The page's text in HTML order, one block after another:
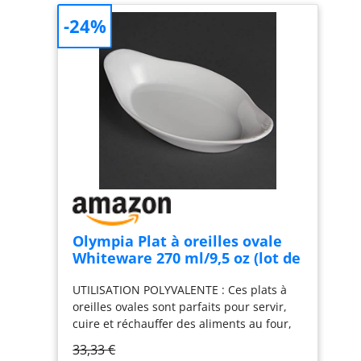
antiadhésif. Évitez
pour éviter de rayer la
ranger et parfait pour
Olympia Plat à oreilles ovale
Whiteware 270 ml/9,5 oz (lot de
244(L)x202(P) mm, Plat de
service ovale, Plats
d'accompagnement latéraux,
Four, Micro ondes, W427
UTILISATION POLYVALENTE : Ces plats à
oreilles ovales sont parfaits pour servir,
cuire et réchauffer des aliments au four,
DURABLE ET RÉSISTANT : Les bords roulés
33,33 €
-24%